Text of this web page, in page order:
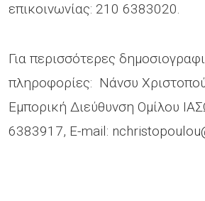
επικοινωνίας: 210 6383020.
Για περισσότερες
πληροφορίες: Νάνσυ
Εμπορική Διεύθυνση Ομίλου
6383917, E-mail: